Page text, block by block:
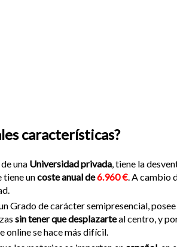
características?
una Universidad privada , tiene la
tiene uncoste anual de6.960 € . A cambio
Grado de carácter semipresencial,
sin tener que desplazarteal centro, y
online se hace más difícil.